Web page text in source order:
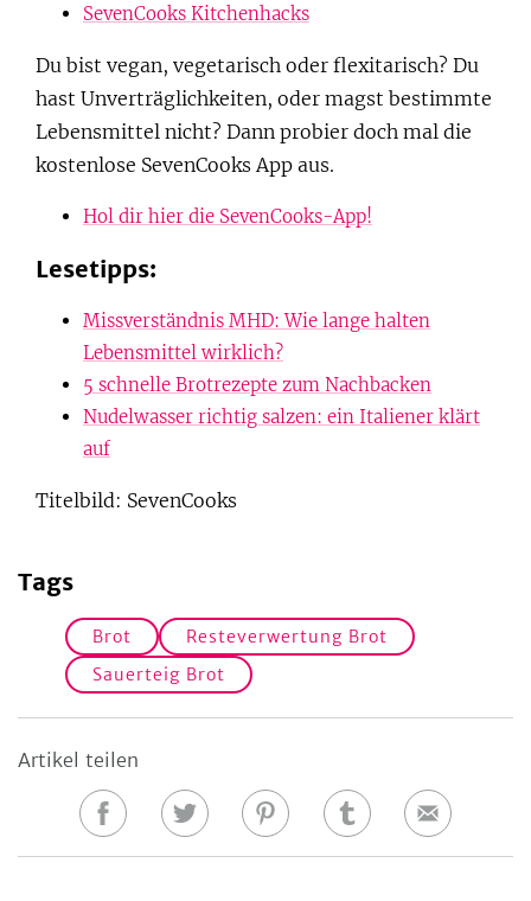
SevenCooks Kitchenhacks
Du bist vegan, vegetarisch oder flexitarisch? Du
hast Unverträglichkeiten, oder magst bestimmte
Lebensmittel nicht? Dann probier doch mal die
kostenlose SevenCooks App aus.
Hol dir hier die SevenCooks-App!
Lesetipps:
Missverständnis MHD: Wie lange halten
Lebensmittel wirklich?
5 schnelle Brotrezepte zum Nachbacken
Nudelwasser richtig salzen: ein Italiener klärt
auf
Titelbild: SevenCooks
Tags
Brot
Resteverwertung Brot
Sauerteig Brot
Artikel teilen
Auf
Auf
Auf
Auf
E-